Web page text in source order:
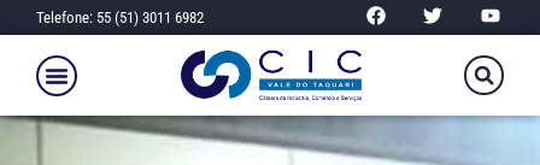
Telefone: 55 (51) 3011 6982